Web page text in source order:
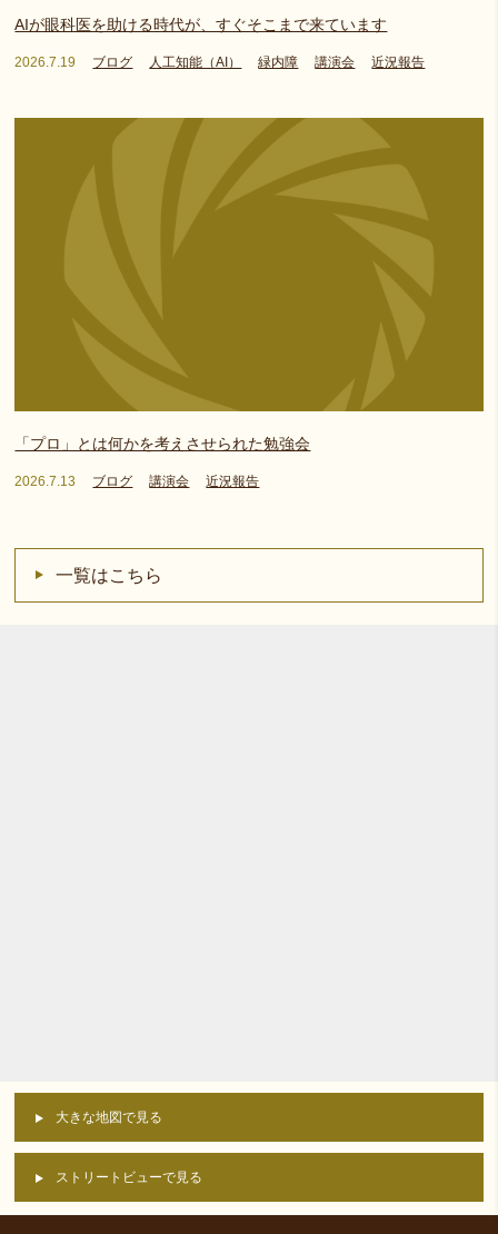
AIが眼科医を助ける時代が、すぐそこまで来ています
2026.7.19 ブログ 人工知能（AI） 緑内障 講演会 近況報告
「プロ」とは何かを考えさせられた勉強会
2026.7.13 ブログ 講演会 近況報告
一覧はこちら
大きな地図で見る
ストリートビューで見る